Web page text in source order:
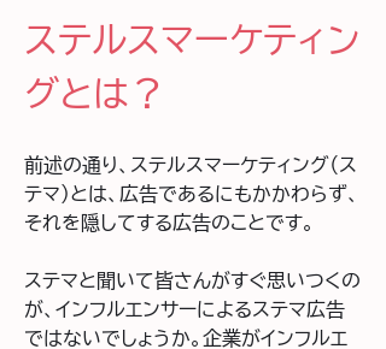
ステルスマーケティン
グとは？
前述の通り、ステルスマーケティング（ス
テマ）とは、広告であるにもかかわらず、
それを隠してする広告のことです。
ステマと聞いて皆さんがすぐ思いつくの
が、インフルエンサーによるステマ広告
ではないでしょうか。企業がインフルエ